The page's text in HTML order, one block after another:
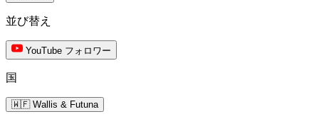
並び替え
YouTube フォロワー
国
🇼🇫 Wallis & Futuna